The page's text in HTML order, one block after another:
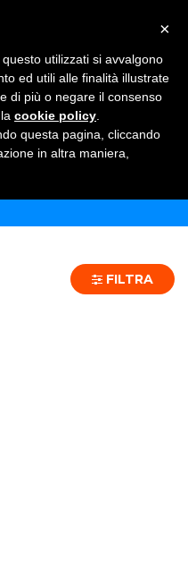
CL - 24 PZ
FILTRA
×
utilizzati si avvalgono
ed utili alle finalità illustrate
di più o negare il consenso
cookie policy
questa pagina, cliccando
in altra maniera,